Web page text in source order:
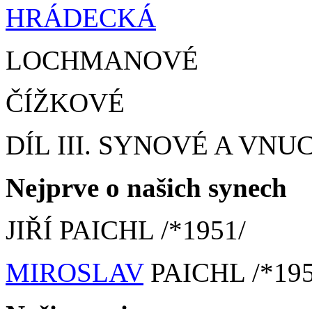
HRÁDECKÁ
LOCHMANOVÉ
ČÍŽKOVÉ
DÍL III. SYNOVÉ A
Nejprve o našich synech
JIŘÍ PAICHL /*1951/
MIROSLAVPAICHL /